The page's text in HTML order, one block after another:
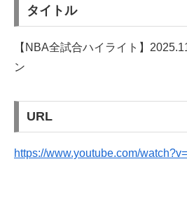
タイトル
【NBA全試合ハイライト】
ン
URL
https://www.youtube.com/